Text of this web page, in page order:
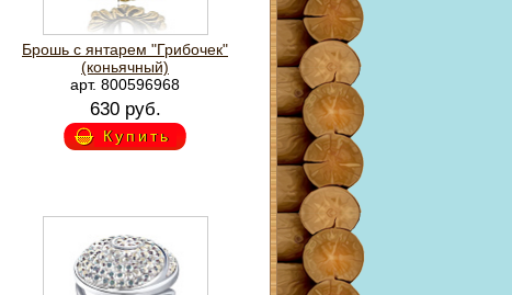
Брошь с янтарем "Грибочек"
(коньячный)
арт. 800596968
630 руб.
Купить